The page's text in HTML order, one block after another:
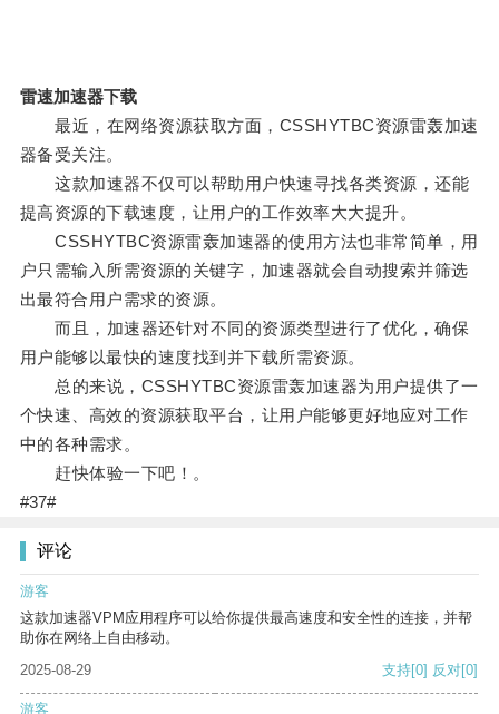
雷速加速器下载
最近，在网络资源获取方面，CSSHYTBC资源雷轰加速
器备受关注。
这款加速器不仅可以帮助用户快速寻找各类资源，还能
提高资源的下载速度，让用户的工作效率大大提升。
CSSHYTBC资源雷轰加速器的使用方法也非常简单，用
户只需输入所需资源的关键字，加速器就会自动搜索并筛选
出最符合用户需求的资源。
而且，加速器还针对不同的资源类型进行了优化，确保
用户能够以最快的速度找到并下载所需资源。
总的来说，CSSHYTBC资源雷轰加速器为用户提供了一
个快速、高效的资源获取平台，让用户能够更好地应对工作
中的各种需求。
赶快体验一下吧！。
#37#
评论
游客
这款加速器VPM应用程序可以给你提供最高速度和安全性的连接，并帮
助你在网络上自由移动。
2025-08-29
支持[0] 反对[0]
游客